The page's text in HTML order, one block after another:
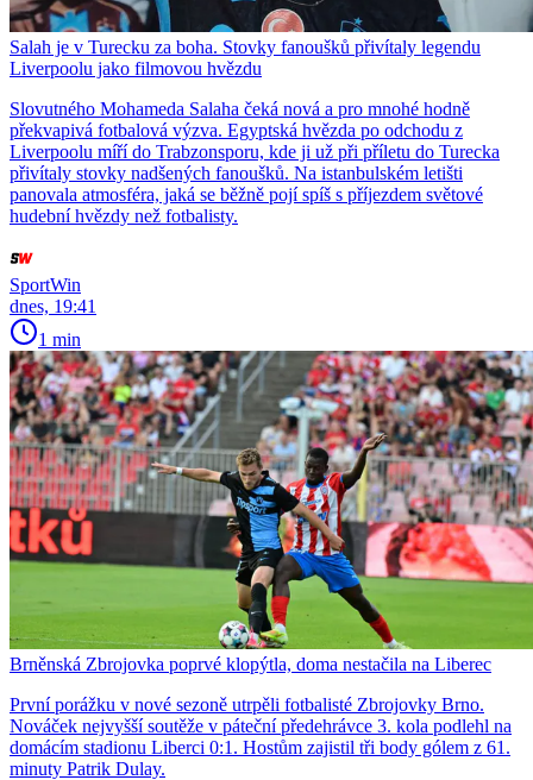
Salah je v Turecku za boha. Stovky fanoušků přivítaly legendu
Liverpoolu jako filmovou hvězdu
Slovutného Mohameda Salaha čeká nová a pro mnohé hodně
překvapivá fotbalová výzva. Egyptská hvězda po odchodu z
Liverpoolu míří do Trabzonsporu, kde ji už při příletu do Turecka
přivítaly stovky nadšených fanoušků. Na istanbulském letišti
panovala atmosféra, jaká se běžně pojí spíš s příjezdem světové
hudební hvězdy než fotbalisty.
SportWin
dnes, 19:41
1 min
Brněnská Zbrojovka poprvé klopýtla, doma nestačila na Liberec
První porážku v nové sezoně utrpěli fotbalisté Zbrojovky Brno.
Nováček nejvyšší soutěže v páteční předehrávce 3. kola podlehl na
domácím stadionu Liberci 0:1. Hostům zajistil tři body gólem z 61.
minuty Patrik Dulay.